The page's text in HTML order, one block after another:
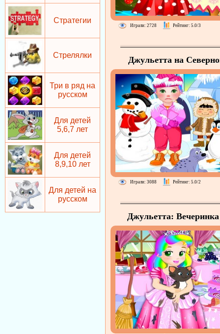
Стратегии
Стрелялки
Три в ряд на
русском
Для детей
5,6,7 лет
Для детей
8,9,10 лет
Для детей на
русском
Играли: 2728 Рейтинг: 5.0/3
Джульетта на
Полюсе
Играли: 3088 Рейтинг: 5.0/2
Джульетта:
Замке